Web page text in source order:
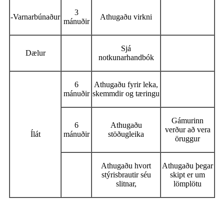
-Varnarbúnaður
3
mánuðir
Athugaðu virkni
Dælur
Sjá
notkunarhandbók
Ílát
6
mánuðir
Athugaðu fyrir leka,
skemmdir og tæringu
6
mánuðir
Athugaðu
stöðugleika
Gámurinn
verður að vera
öruggur
Athugaðu hvort
stýrisbrautir séu
slitnar,
Athugaðu þegar
skipt er um
lömplötu